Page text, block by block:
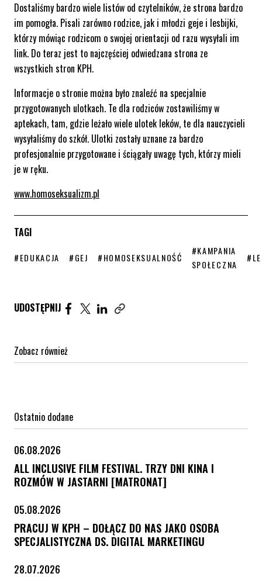
Dostaliśmy bardzo wiele listów od czytelników, że strona bardzo
im pomogła. Pisali zarówno rodzice, jak i młodzi geje i lesbijki,
którzy mówiąc rodzicom o swojej orientacji od razu wysyłali im
link. Do teraz jest to najczęściej odwiedzana strona ze
wszystkich stron KPH.
Informacje o stronie można było znaleźć na specjalnie
przygotowanych ulotkach. Te dla rodziców zostawiliśmy w
aptekach, tam, gdzie leżało wiele ulotek leków, te dla nauczycieli
wysyłaliśmy do szkół. Ulotki zostały uznane za bardzo
profesjonalnie przygotowane i ściągały uwagę tych, którzy mieli
je w ręku.
www.homoseksualizm.pl
TAGI
STRONA TAGU WPISÓW
#EDUKACJA STRONA TAGU WPISÓW
#GEJ STRONA TAGU WPISÓW
#HOMOSEKSUALNOŚĆ
STRONA TAGU
#KAMPANIA
SPOŁECZNA
UDOSTĘPNIJ Udostępnij artykuł na Facebook. Strona otwiera się
Udostępnij artykuł na Twitter. Strona otwiera
Udostępnij artykuł na Linkedin. Strona
Zobacz również
Ostatnio dodane
06.08.2026
ALL INCLUSIVE FILM FESTIVAL. TRZY DNI KINA I
ROZMÓW W JASTARNI [MATRONAT]
05.08.2026
PRACUJ W KPH – DOŁĄCZ DO NAS JAKO OSOBA
SPECJALISTYCZNA DS. DIGITAL MARKETINGU
28.07.2026